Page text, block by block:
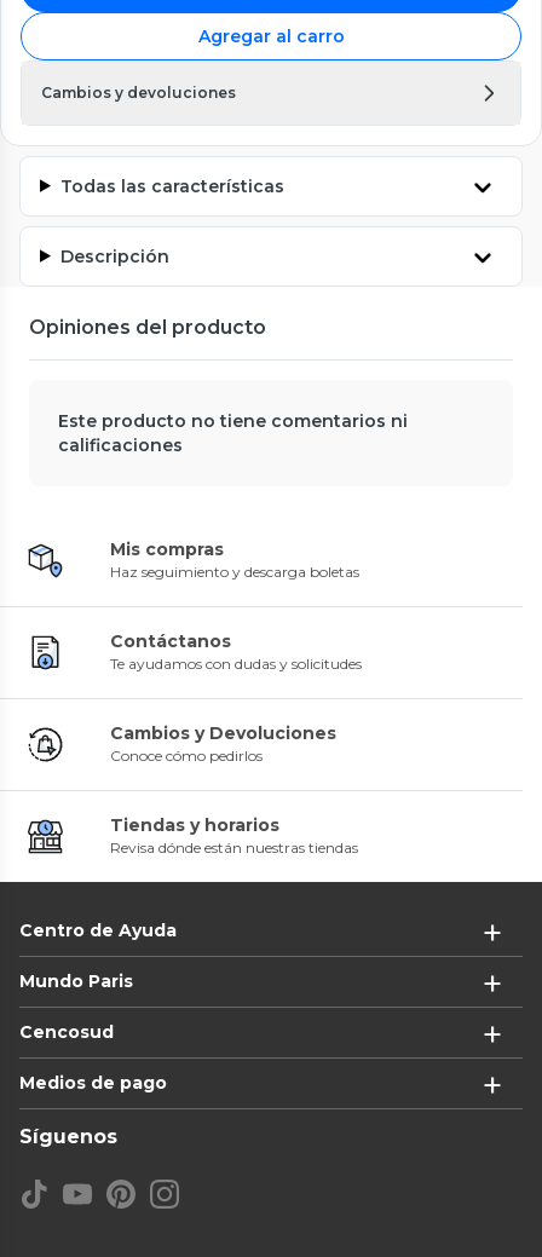
Agregar al carro
Cambios y devoluciones
Todas las características
Descripción
Opiniones del producto
Este producto no tiene comentarios ni
calificaciones
Mis compras
Haz seguimiento y descarga boletas
Contáctanos
Te ayudamos con dudas y solicitudes
Cambios y Devoluciones
Conoce cómo pedirlos
Tiendas y horarios
Revisa dónde están nuestras tiendas
Centro de Ayuda
Mundo Paris
Cencosud
Medios de pago
Síguenos